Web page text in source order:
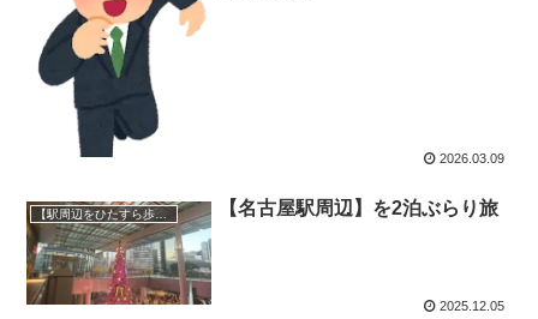
2026.03.09
【駅周辺をひたすら歩く】ぶらり旅 【名古屋駅周辺】を2泊ぶらり旅
2025.12.05